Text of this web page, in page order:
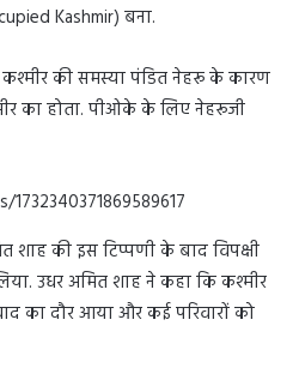
Kashmir) बना.
कश्मीर की समस्या पंडित नेहरू के कारण
का होता. पीओके के लिए नेहरूजी
शाह की इस टिप्पणी के बाद विपक्षी
उधर अमित शाह ने कहा कि कश्मीर
का दौर आया और कई परिवारों को